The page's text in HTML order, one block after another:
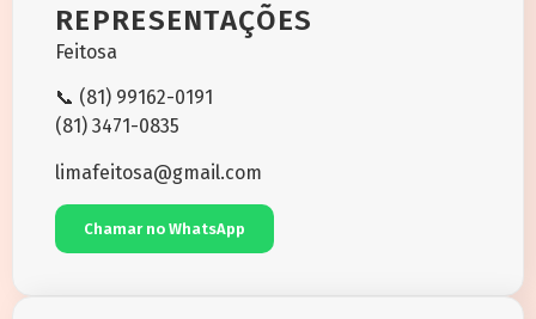
REPRESENTAÇÕES
Feitosa
📞 (81) 99162-0191
(81) 3471-0835
limafeitosa@gmail.com
Chamar no WhatsApp